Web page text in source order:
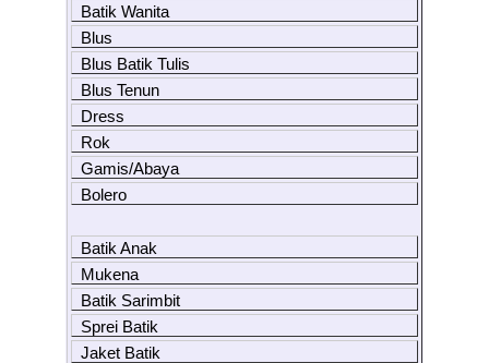
Batik Wanita
Blus
Blus Batik Tulis
Blus Tenun
Dress
Rok
Gamis/Abaya
Bolero
Batik Anak
Mukena
Batik Sarimbit
Sprei Batik
Jaket Batik